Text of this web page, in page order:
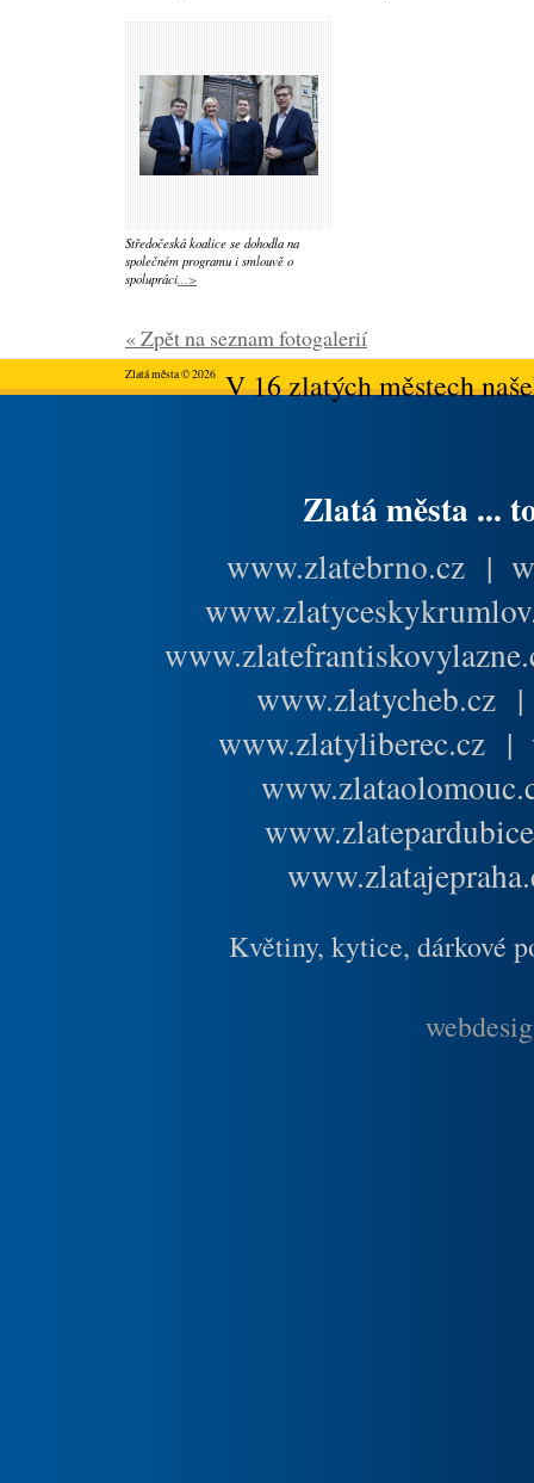
Středočeská koalice se dohodla na
společném programu i smlouvě o
spolupráci...>
« Zpět na seznam fotogalerií
Zlatá města © 2026V 16 zlatých městech
Zlatá města ...
www.zlatebrno.cz |
www.zlatycheb.cz
www.zlatyliberec.cz |
Květiny, kytice, dárkové